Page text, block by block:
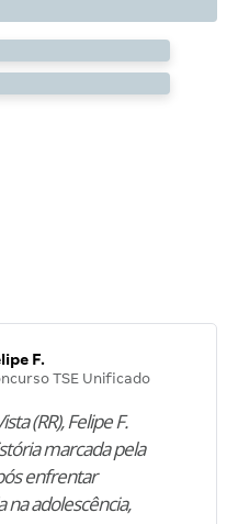
F.
TSE Unificado
(RR), Felipe F.
marcada pela
enfrentar
na adolescência,